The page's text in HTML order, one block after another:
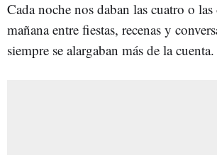
Cada noche nos daban las cuatro o
mañana entre fiestas, recenas y
siempre se alargaban más de la cuenta.